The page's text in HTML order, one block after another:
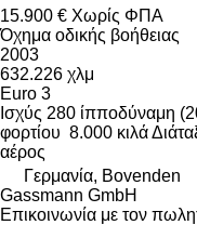
15.900 € Χωρίς ΦΠΑ
Όχημα οδικής βοήθειας
2003
632.226 χλμ
Euro 3
Ισχύς 280 ίπποδύναμη
φορτίου 8.000 κιλά
αέρος
Γερμανία, Bovenden
Gassmann GmbH
Επικοινωνία με τον